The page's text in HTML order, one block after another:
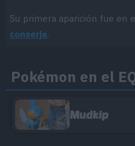
Su primera aparición fue en
conserje.
Pokémon en el
Mudkip